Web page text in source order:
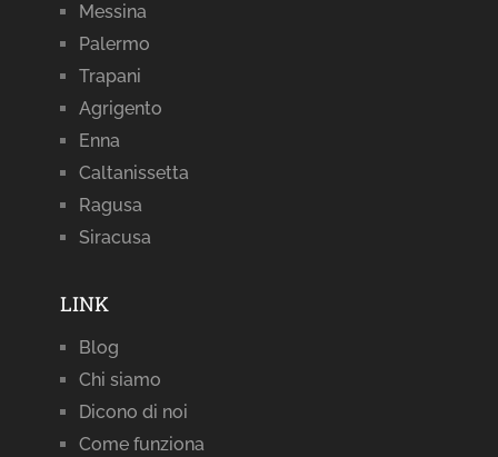
Messina
Palermo
Trapani
Agrigento
Enna
Caltanissetta
Ragusa
Siracusa
LINK
Blog
Chi siamo
Dicono di noi
Come funziona